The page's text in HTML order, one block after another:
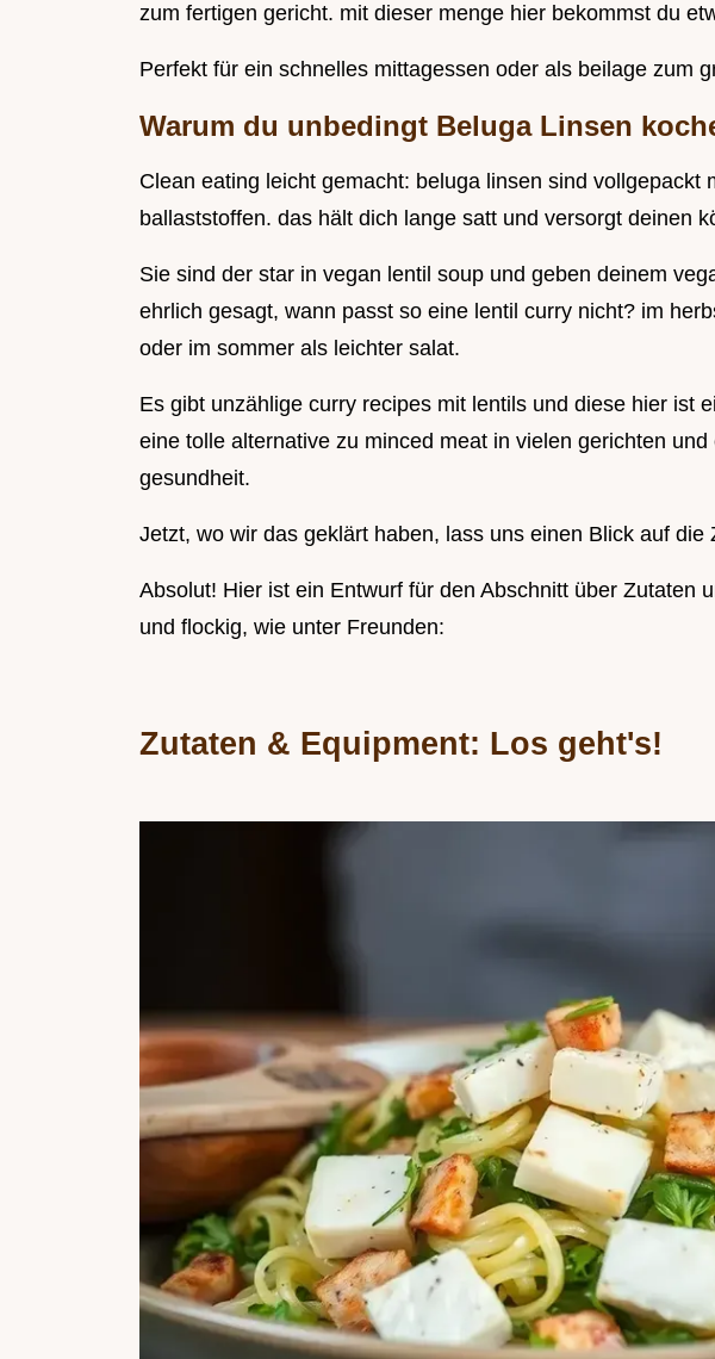
zum fertigen gericht. mit dieser menge hier bekommst du
Perfekt für ein schnelles mittagessen oder als beilage zum
Warum du unbedingt Beluga Linsen
Clean eating leicht gemacht: beluga linsen sind vollgepackt
ballaststoffen. das hält dich lange satt und versorgt deinen
Sie sind der star in vegan lentil soup und geben deinem
ehrlich gesagt, wann passt so eine lentil curry nicht? im
oder im sommer als leichter salat.
Es gibt unzählige curry recipes mit lentils und diese hier ist
eine tolle alternative zu minced meat in vielen gerichten
gesundheit.
Jetzt, wo wir das geklärt haben, lass uns einen Blick auf die
Absolut! Hier ist ein Entwurf für den Abschnitt über Zutaten
und flockig, wie unter Freunden:
Zutaten & Equipment: Los geht's!